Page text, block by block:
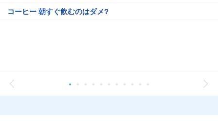
コーヒー 朝すぐ飲むのはダメ?